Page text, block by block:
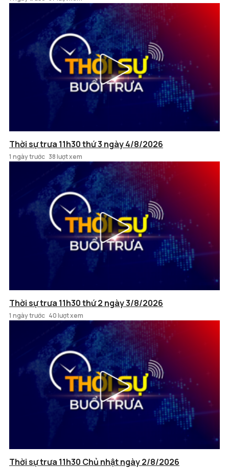
Thời sự trưa 11h30 thứ 3 ngày 4/8/2026
1 ngày trước 38 lượt xem
Thời sự trưa 11h30 thứ 2 ngày 3/8/2026
1 ngày trước 40 lượt xem
Thời sự trưa 11h30 Chủ nhật ngày 2/8/2026